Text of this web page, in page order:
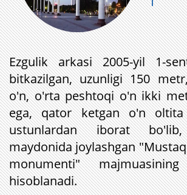
Ezgulik arkasi 2005-yil 1-
bitkazilgan, uzunligi 150
o'n, o'rta peshtoqi o'n ikki
ega, qator ketgan o'n
ustunlardan iborat
maydonida joylashgan
monumenti"
hisoblanadi.